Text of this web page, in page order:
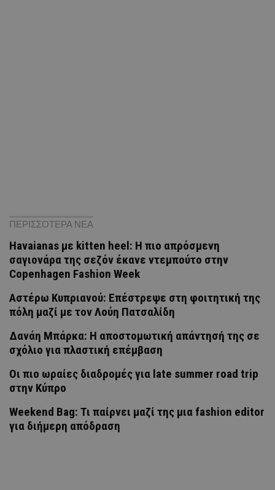
ΠΕΡΙΣΣΟΤΕΡΑ ΝΕΑ
Havaianas με kitten heel: Η πιο απρόσμενη
σαγιονάρα της σεζόν έκανε ντεμπούτο στην
Copenhagen Fashion Week
Αστέρω Κυπριανού: Επέστρεψε στη φοιτητική της
πόλη μαζί με τον Λούη Πατσαλίδη
Δανάη Μπάρκα: Η αποστομωτική απάντησή της σε
σχόλιο για πλαστική επέμβαση
Οι πιο ωραίες διαδρομές για late summer road trip
στην Κύπρο
Weekend Bag: Τι παίρνει μαζί της μια fashion editor
για διήμερη απόδραση